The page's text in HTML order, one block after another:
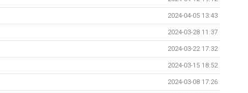
2024-04-05 13:43
2024-03-28 11:37
2024-03-22 17:32
2024-03-15 18:52
2024-03-08 17:26